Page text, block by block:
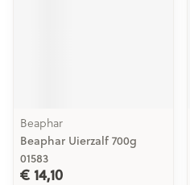
Beaphar
Beaphar Uierzalf 700g
01583
€ 14,10